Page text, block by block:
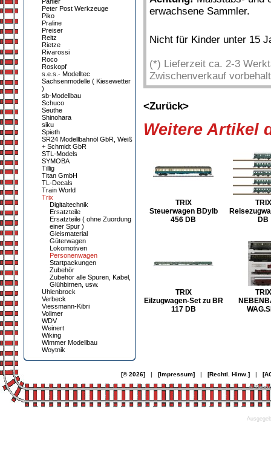
Peter Post Werkzeuge
Piko
Praline
Preiser
Reitz
Rietze
Rivarossi
Roco
Roskopf
s.e.s.- Modelltec
Sachsenmodelle ( Kiesewetter
)
sb-Modellbau
Schuco
Seuthe
Shinohara
siku
Spieth
SR24 Modellbahnöl GbR, Weiß
+ Schmidt GbR
STL-Models
SYMOBA
Tillig
Titan GmbH
TL-Decals
Train World
Trix
Digitaltechnik
Ersatzteile
Ersatzteile ( ohne Zuordung
einer Spur )
Gleismaterial
Güterwagen
Lokomotiven
Personenwagen
Startpackungen
Zubehör
Zubehör alle Spuren, Kabel,
Glühbirnen, usw.
Uhlenbrock
Verbeck
Viessmann-Kibri
Vollmer
WDV
Weinert
Wiking
Wimmer Modellbau
Woytnik
erwachsene Sammler.
Nicht für Kinder unter 15
(*) Lieferzeit ca. 2-3
Zwischenverkauf
<Zurück>
Weitere Artikel
TRIX
Steuerwagen BDylb
456 DB
TRIX
DB
TRIX
Eilzugwagen-Set zu BR
117 DB
TRIX
[© 2026]| [Impressum]| [Rechtl. Hinw.]|
©